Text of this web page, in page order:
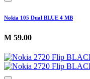
Nokia 105 Dual BLUE 4 MB
M 59.00